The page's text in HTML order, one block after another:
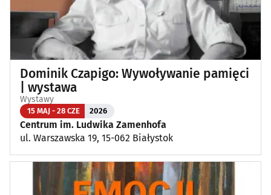
Dominik Czapigo: Wywoływanie pamięci
| wystawa
Wystawy
15 MAJ - 28 CZE 2026
Centrum im. Ludwika Zamenhofa
ul. Warszawska 19, 15-062 Białystok